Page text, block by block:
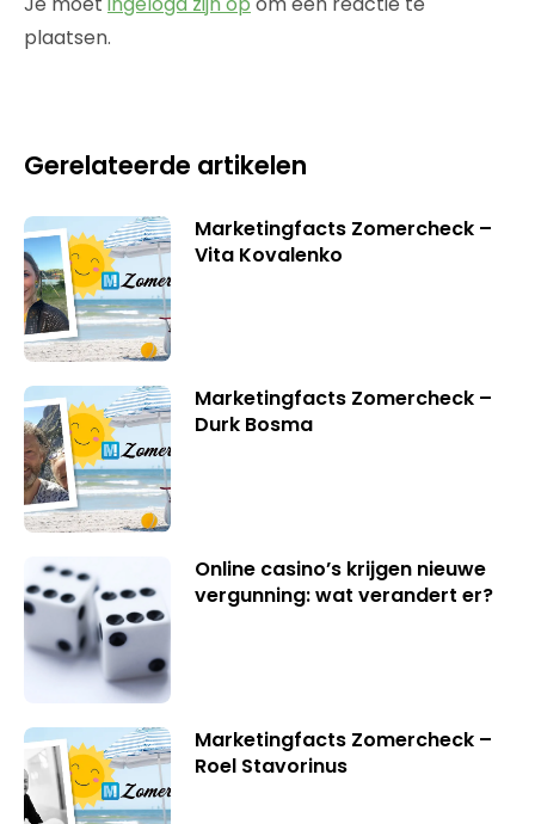
plaatsen.
Gerelateerde artikelen
Marketingfacts Zomercheck –
Vita Kovalenko
Marketingfacts Zomercheck –
Durk Bosma
Online casino’s krijgen nieuwe
vergunning: wat verandert er?
Marketingfacts Zomercheck –
Roel Stavorinus